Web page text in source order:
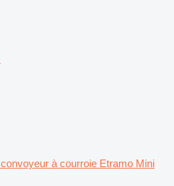
convoyeur à courroie Etramo Mini